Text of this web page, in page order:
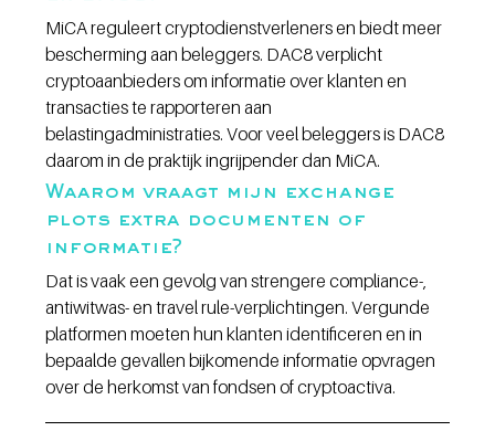
MiCA reguleert cryptodienstverleners en biedt meer
bescherming aan beleggers. DAC8 verplicht
cryptoaanbieders om informatie over klanten en
transacties te rapporteren aan
belastingadministraties. Voor veel beleggers is DAC8
daarom in de praktijk ingrijpender dan MiCA.
Waarom vraagt mijn exchange
plots extra documenten of
informatie?
Dat is vaak een gevolg van strengere compliance-,
antiwitwas- en travel rule-verplichtingen. Vergunde
platformen moeten hun klanten identificeren en in
bepaalde gevallen bijkomende informatie opvragen
over de herkomst van fondsen of cryptoactiva.